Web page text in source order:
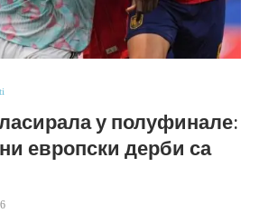
у полуфинале:
европски дерби са